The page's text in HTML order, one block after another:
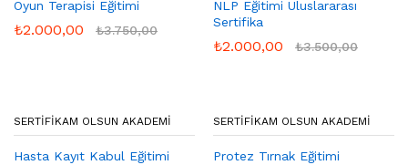
Oyun Terapisi Eğitimi
₺2.000,00 ₺3.750,00
NLP Eğitimi Uluslararası
Sertifika
₺2.000,00 ₺3.500,00
SERTIFIKAM OLSUN AKADEMI
Hasta Kayıt Kabul Eğitimi
SERTIFIKAM OLSUN AKADEMI
Protez Tırnak Eğitimi